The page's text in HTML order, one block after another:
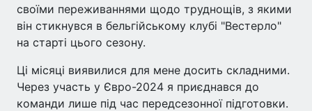
своїми переживаннями щодо труднощів, з якими
він стикнувся в бельгійському клубі "Вестерло"
на старті цього сезону.
Ці місяці виявилися для мене досить складними.
Через участь у Євро-2024 я приєднався до
команди лише під час передсезонної підготовки.